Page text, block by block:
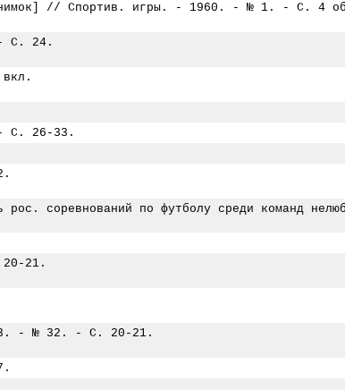
// Спортив. игры. - 1960. - № 1. - С. 4
С. 24.
С. 26-33.
соревнований по футболу среди команд
21.
- № 32. - С. 20-21.